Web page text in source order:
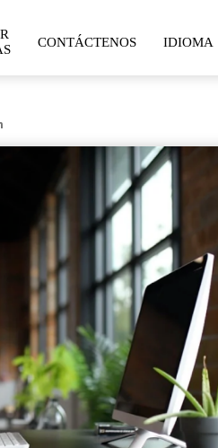
CONTÁCTENOS IDIOMA